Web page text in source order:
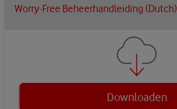
Worry-Free Beheerhandleiding (Dutch)
Downloaden